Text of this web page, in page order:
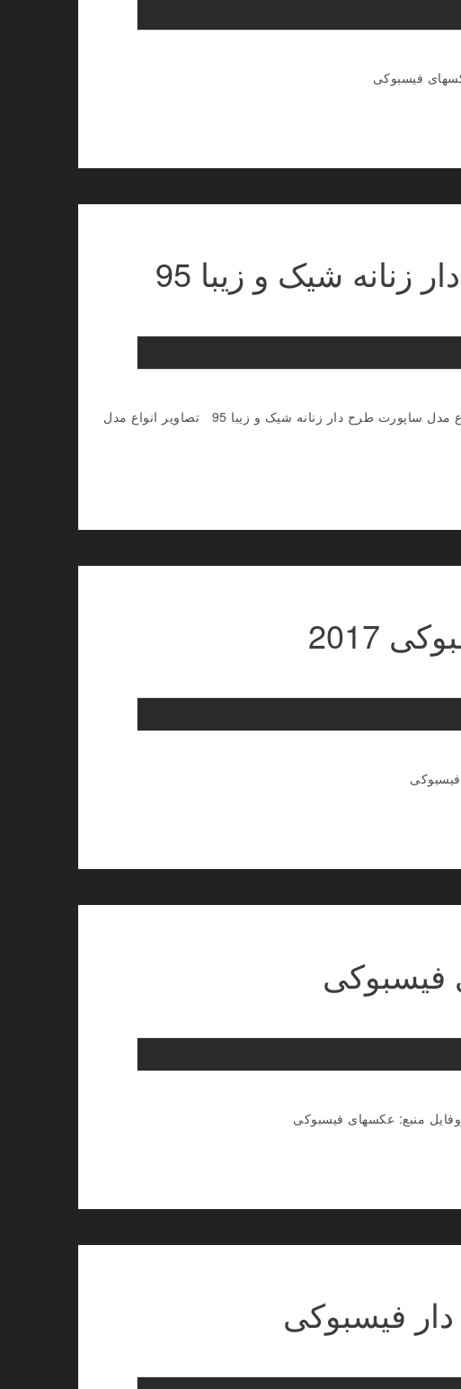
فیسبوکی
شیک و زیبا 95
گالری تصاویر انواع مدل ساپورت زنانه و دخترانه شیک و مجلسی انواع مدل ساپورت طرح دار زنانه شیک و زیبا 95 تصاویر انواع مدل
2017
فیسبوکی
منبع: عکسهای فیسبوکی
فیسبوکی